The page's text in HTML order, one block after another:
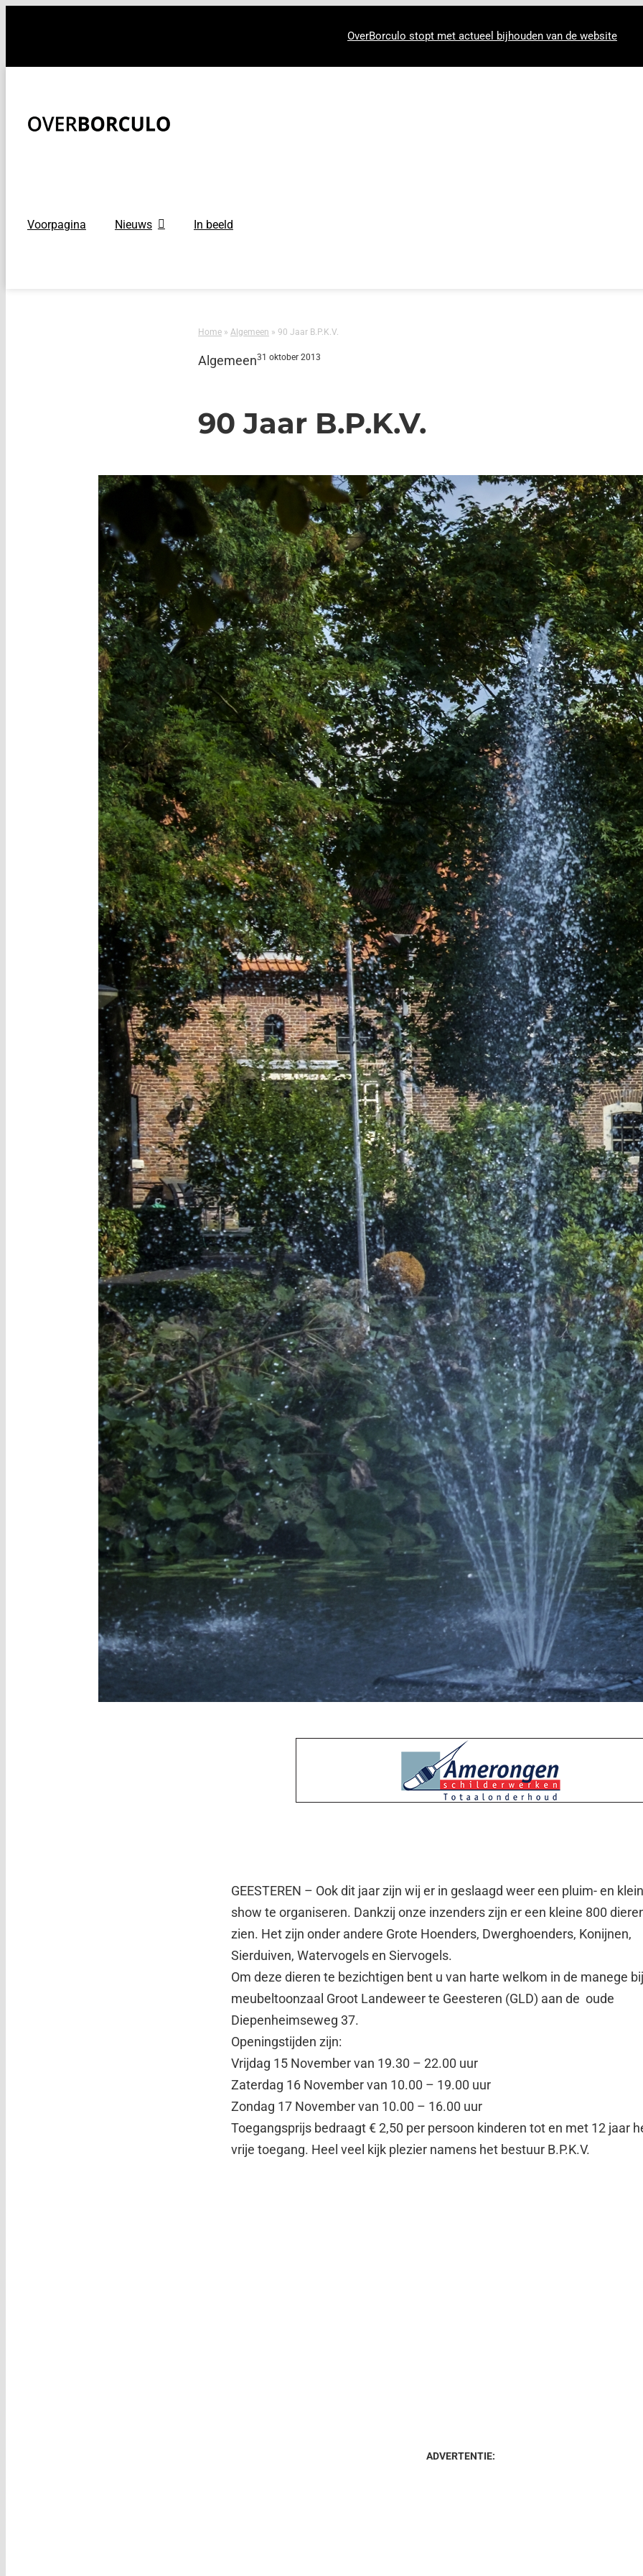
OverBorculo stopt met actueel bijhouden van de website
Voorpagina Nieuws In beeld
Home »Algemeen » 90 Jaar B.P.K.V.
Algemeen31 oktober 2013
90 Jaar B.P.K.V.
GEESTEREN – Ook dit jaar zijn wij er in geslaagd weer een pluim- en
show te organiseren. Dankzij onze inzenders zijn er een kleine 800
zien. Het zijn onder andere Grote Hoenders, Dwerghoenders, Konijnen,
Sierduiven, Watervogels en Siervogels.
Om deze dieren te bezichtigen bent u van harte welkom in de manege bij
meubeltoonzaal Groot Landeweer te Geesteren (GLD) aan de oude
Diepenheimseweg 37.
Openingstijden zijn:
Vrijdag 15 November van 19.30 – 22.00 uur
Zaterdag 16 November van 10.00 – 19.00 uur
Zondag 17 November van 10.00 – 16.00 uur
Toegangsprijs bedraagt € 2,50 per persoon kinderen tot en met 12 jaar
vrije toegang. Heel veel kijk plezier namens het bestuur B.P.K.V.
ADVERTENTIE: